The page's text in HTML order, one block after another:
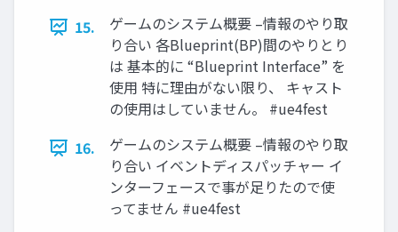
15.
ゲームのシステム概要 –情報のやり取
り合い 各Blueprint(BP)間のやりとり
は 基本的に “Blueprint Interface” を
使用 特に理由がない限り、 キャスト
の使用はしていません。 #ue4fest
16.
ゲームのシステム概要 –情報のやり取
り合い イベントディスパッチャー イ
ンターフェースで事が足りたので使
ってません #ue4fest